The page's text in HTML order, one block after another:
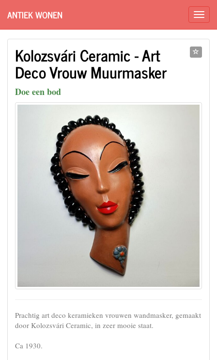
ANTIEK WONEN
Kolozsvári Ceramic - Art
Deco Vrouw Muurmasker
Doe een bod
Prachtig art deco keramieken vrouwen wandmasker, gemaakt
door Kolozsvári Ceramic, in zeer mooie staat.
Ca 1930.